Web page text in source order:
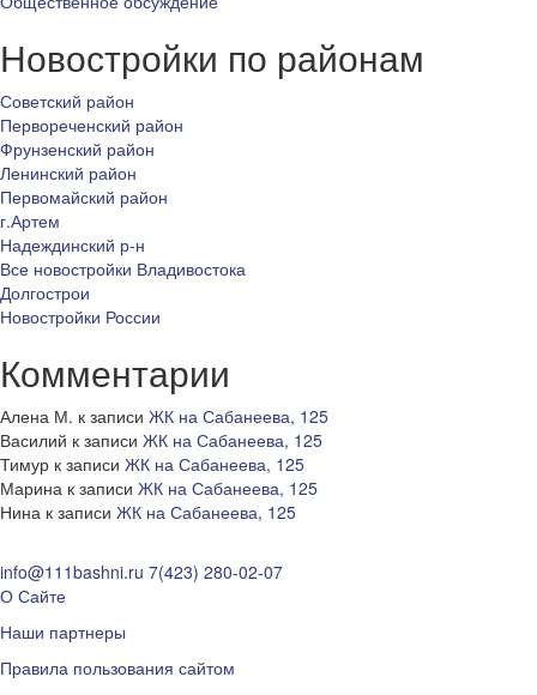
Новостройки по районам
Советский район
Первореченский район
Фрунзенский район
Ленинский район
Первомайский район
г.Артем
Надеждинский р-н
Все новостройки Владивостока
Долгострои
Новостройки России
Комментарии
Алена М. к записи ЖК на Сабанеева, 125
Василий к записи ЖК на Сабанеева, 125
Тимур к записи ЖК на Сабанеева, 125
Марина к записи ЖК на Сабанеева, 125
Нина к записи ЖК на Сабанеева, 125
info@111bashni.ru 7(423) 280-02-07
О Сайте
Наши партнеры
Правила пользования сайтом